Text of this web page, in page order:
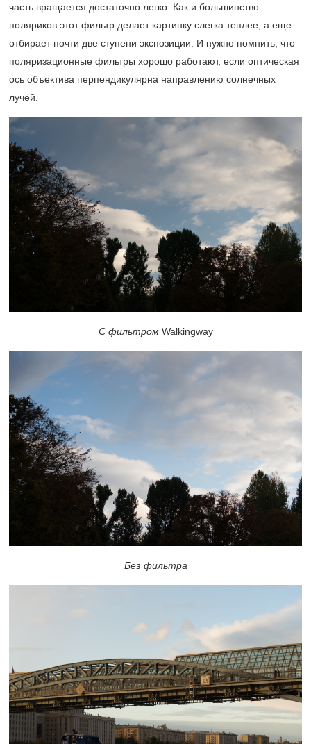
часть вращается достаточно легко. Как и большинство
поляриков этот фильтр делает картинку слегка теплее, а еще
отбирает почти две ступени экспозиции. И нужно помнить, что
поляризационные фильтры хорошо работают, если оптическая
ось объектива перпендикулярна направлению солнечных
лучей.
С фильтром Walkingway
Без фильтра